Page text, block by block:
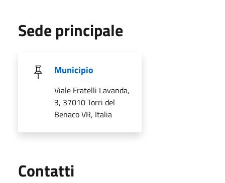
Sede principale
Municipio
Viale Fratelli Lavanda,
3, 37010 Torri del
Benaco VR, Italia
Contatti